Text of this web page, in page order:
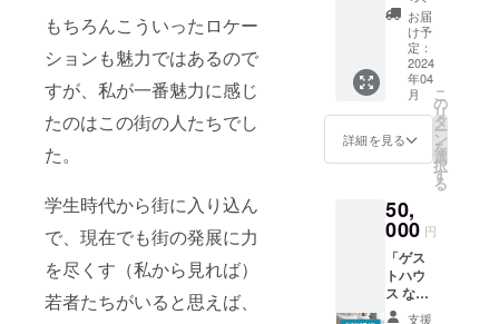
もちろんこういったロケー
ションも魅力ではあるので
すが、私が一番魅力に感じ
たのはこの街の人たちでし
た。
学生時代から街に入り込ん
で、現在でも街の発展に力
を尽くす（私から見れば）
若者たちがいると思えば、
マート
フォン
などで
ご利用
券をお
見せく
ださ
い。 宿
途ご連
絡させ
て頂き
ます。
複数枚
の同時
利用に
泊券は
メール
でお送
りいた
します
ので、
ご利用
の際に
などで
ご利用
券をお
見せく
ださ
い。 宿
泊予約
できる
宿泊券
を3枚ご
提供し
ます。
連泊や
複数枚
の同時
利用も
対応で
合があ
ります
のでご
相談く
ださ
い。 1
枚あた
お届
け予
定：
2024
年04
月
詳細を見る
こ
の
リ
タ
ー
ン
を
選
択
す
る
50,
000 円
「ゲス
トハウ
ス な
ぎ」に1
支援